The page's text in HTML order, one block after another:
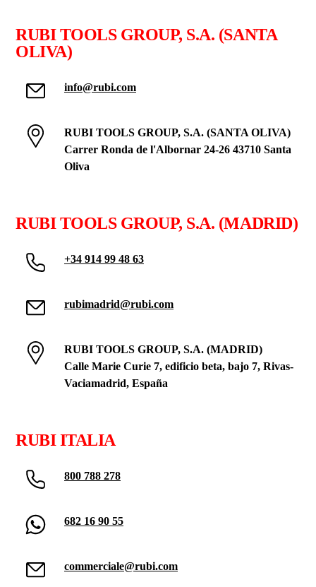
RUBI TOOLS GROUP, S.A. (SANTA
OLIVA)
info@rubi.com
RUBI TOOLS GROUP, S.A. (SANTA OLIVA)
Carrer Ronda de l'Albornar 24-26 43710 Santa
Oliva
RUBI TOOLS GROUP, S.A. (MADRID)
+34 914 99 48 63
rubimadrid@rubi.com
RUBI TOOLS GROUP, S.A. (MADRID)
Calle Marie Curie 7, edificio beta, bajo 7, Rivas-
Vaciamadrid, España
RUBI ITALIA
800 788 278
682 16 90 55
commerciale@rubi.com